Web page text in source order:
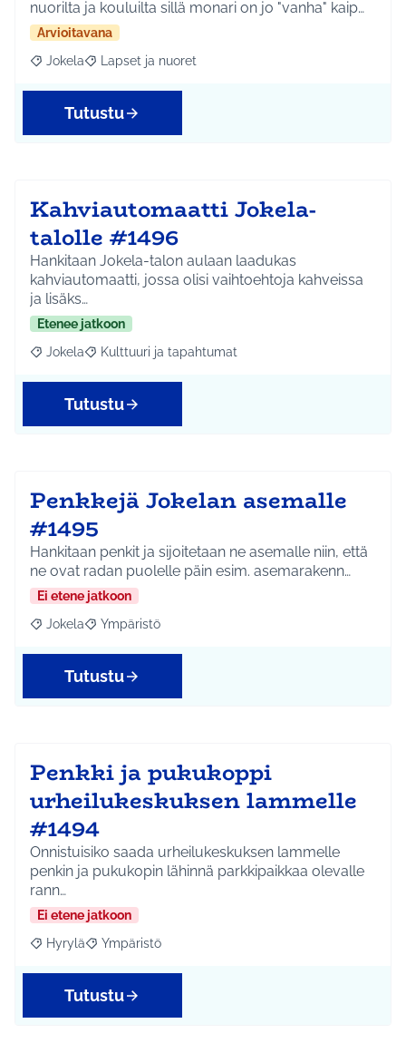
nuorilta ja kouluilta sillä monari on jo "vanha" kaip…
Arvioitavana
Rajaa tulokset aihepiirin mukaan: Jokela
Jokela Rajaa tulokset teeman mukaan: Lapset ja nuoret
Lapset ja nuoret
Tutustu
Kahviautomaatti Jokela-
talolle #1496
Hankitaan Jokela-talon aulaan laadukas
kahviautomaatti, jossa olisi vaihtoehtoja kahveissa
ja lisäks…
Etenee jatkoon
Rajaa tulokset aihepiirin mukaan: Jokela
Jokela Rajaa tulokset teeman mukaan: Kulttuuri ja
Kulttuuri ja tapahtumat
Tutustu
Penkkejä Jokelan asemalle
#1495
Hankitaan penkit ja sijoitetaan ne asemalle niin, että
ne ovat radan puolelle päin esim. asemarakenn…
Ei etene jatkoon
Rajaa tulokset aihepiirin mukaan: Jokela
Jokela Rajaa tulokset teeman mukaan: Ympäristö
Ympäristö
Tutustu
Penkki ja pukukoppi
urheilukeskuksen lammelle
#1494
Onnistuisiko saada urheilukeskuksen lammelle
penkin ja pukukopin lähinnä parkkipaikkaa olevalle
rann…
Ei etene jatkoon
Rajaa tulokset aihepiirin mukaan: Hyrylä
Hyrylä Rajaa tulokset teeman mukaan: Ympäristö
Ympäristö
Tutustu